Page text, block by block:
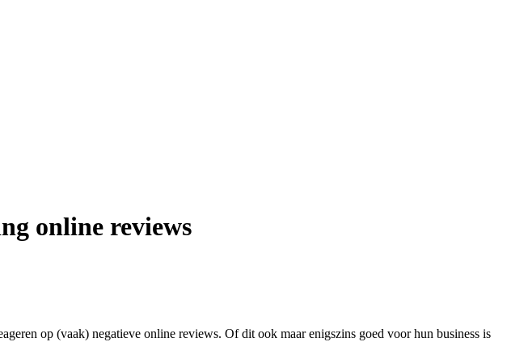
online reviews
op (vaak) negatieve online reviews. Of dit ook maar enigszins goed voor hun business is